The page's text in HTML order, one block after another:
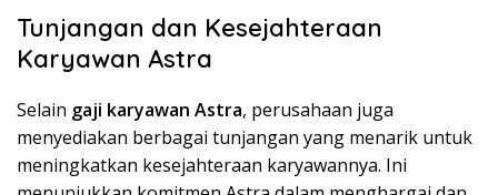
Tunjangan dan Kesejahteraan
Karyawan Astra
Selain gaji karyawan Astra, perusahaan juga
menyediakan berbagai tunjangan yang menarik untuk
meningkatkan kesejahteraan karyawannya. Ini